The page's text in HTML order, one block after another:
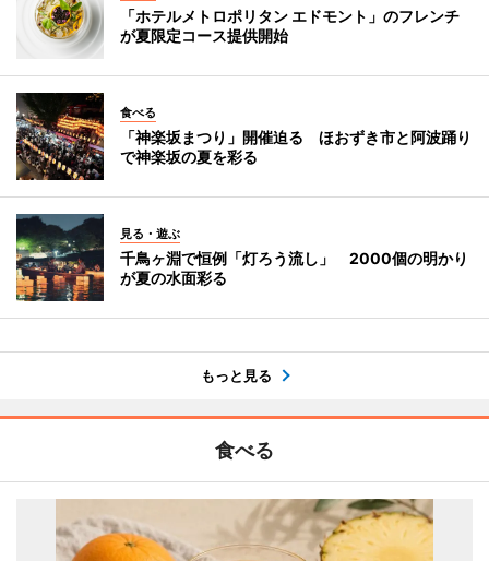
「ホテルメトロポリタン エドモント」のフレンチ
が夏限定コース提供開始
食べる
「神楽坂まつり」開催迫る ほおずき市と阿波踊り
で神楽坂の夏を彩る
見る・遊ぶ
千鳥ヶ淵で恒例「灯ろう流し」 2000個の明かり
が夏の水面彩る
もっと見る
食べる